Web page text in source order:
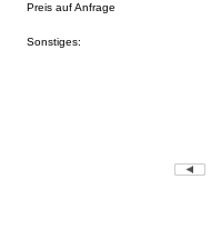
Preis auf Anfrage
Sonstiges: